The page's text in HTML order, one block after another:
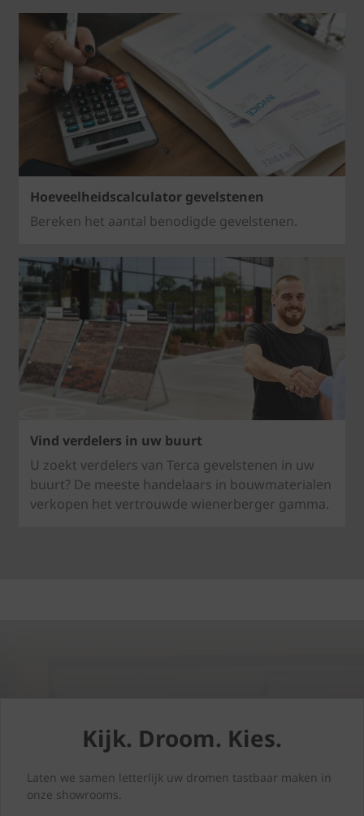
Hoeveelheidscalculator gevelstenen
Bereken het aantal benodigde gevelstenen.
Vind verdelers in uw buurt
U zoekt verdelers van Terca gevelstenen in uw
buurt? De meeste handelaars in bouwmaterialen
verkopen het vertrouwde wienerberger gamma.
Kijk. Droom. Kies.
Laten we samen letterlijk uw dromen tastbaar maken in
onze showrooms.